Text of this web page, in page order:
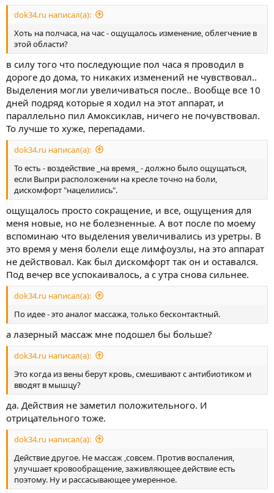
dok34.ru написал(а):
Хоть на полчаса, на час - ощущалось изменение, облегчение в
этой области?
в силу того что последующие пол часа я проводил в
дороге до дома, то никаких изменений не чувствовал..
Выделения могли увеличиваться после.. Вообще все 10
дней подряд которые я ходил на этот аппарат, и
параллельно пил Амоксиклав, ничего не почувствовал.
То лучше то хуже, перепадами.
dok34.ru написал(а):
То есть - воздействие _на время_ - должно было ощущаться,
если Выпри расположении на кресле точно на боли,
дискомфорт "нацелились".
ощущалось просто сокращение, и все, ощущения для
меня новые, но не болезненные. А вот после по моему
вспоминаю что выделения увеличивались из уретры. В
это время у меня болели еще лимфоузлы, на это аппарат
не действовал. Как был дискомфорт так он и оставался.
Под вечер все успокаивалось, а с утра снова сильнее.
dok34.ru написал(а):
По идее - это аналог массажа, только бесконтактный.
а лазерный массаж мне подошел бы больше?
dok34.ru написал(а):
Это когда из вены берут кровь, смешивают с антибиотиком и
вводят в мышцу?
да. Действия не заметил положительного. И
отрицательного тоже.
dok34.ru написал(а):
Действие другое. Не массаж ,совсем. Против воспаления,
улучшает кровообращение, заживляющее действие есть
поэтому. Ну и рассасывающее умеренное.